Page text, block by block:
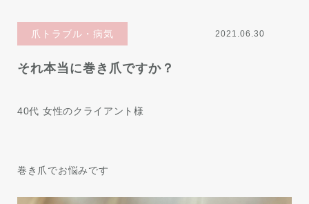
爪トラブル・病気 2021.06.30
それ本当に巻き爪ですか？
40代 女性のクライアント様
巻き爪でお悩みです